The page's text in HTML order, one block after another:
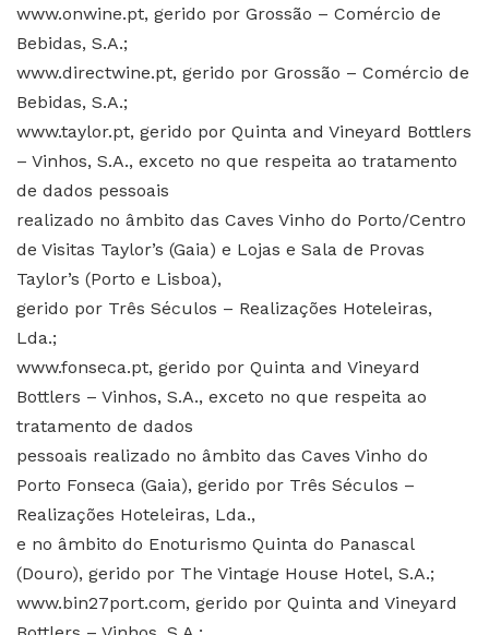
www.onwine.pt, gerido por Grossão – Comércio de
Bebidas, S.A.;
www.directwine.pt, gerido por Grossão – Comércio de
Bebidas, S.A.;
www.taylor.pt, gerido por Quinta and Vineyard Bottlers
– Vinhos, S.A., exceto no que respeita ao tratamento
de dados pessoais
realizado no âmbito das Caves Vinho do Porto/Centro
de Visitas Taylor’s (Gaia) e Lojas e Sala de Provas
Taylor’s (Porto e Lisboa),
gerido por Três Séculos – Realizações Hoteleiras,
Lda.;
www.fonseca.pt, gerido por Quinta and Vineyard
Bottlers – Vinhos, S.A., exceto no que respeita ao
tratamento de dados
pessoais realizado no âmbito das Caves Vinho do
Porto Fonseca (Gaia), gerido por Três Séculos –
Realizações Hoteleiras, Lda.,
e no âmbito do Enoturismo Quinta do Panascal
(Douro), gerido por The Vintage House Hotel, S.A.;
www.bin27port.com, gerido por Quinta and Vineyard